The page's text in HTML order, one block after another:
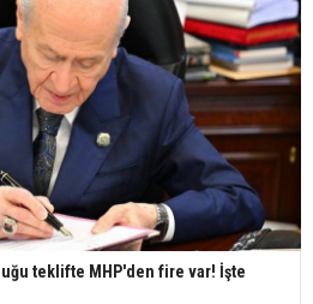
teklifte MHP'den fire var! İşte